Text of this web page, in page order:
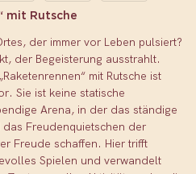
mit Rutsche
der immer vor Leben pulsiert?
der Begeisterung ausstrahlt.
mit Rutsche ist
Sie ist keine statische
Arena, in der das ständige
Freudenquietschen der
Freude schaffen. Hier trifft
Spielen und verwandelt